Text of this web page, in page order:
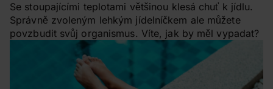
Se stoupajícími teplotami většinou klesá chuť k jídlu.
Správně zvoleným lehkým jídelníčkem ale můžete
povzbudit svůj organismus. Víte, jak by měl vypadat?